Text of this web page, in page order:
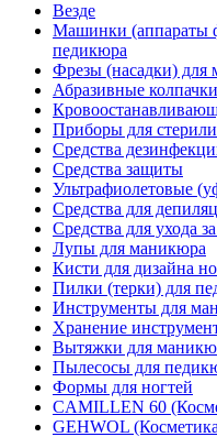
Везде
Машинки (аппараты
педикюра
Фрезы (насадки) для
Абразивные
Приборы для
Средства
Средства защиты
Ультрафиолетовые
Средства для
Средства для ухода
Лупы для маникюра
Кисти для дизайна
Пилки (терки) для
Инструменты для
Хранение
Вытяжки для
Пылесосы для
Формы для ногтей
CAMILLEN 60
GEHWOL